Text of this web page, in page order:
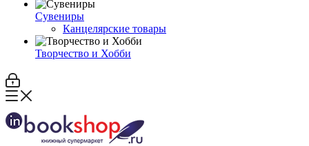
Сувениры
Канцелярские товары
Творчество и Хобби